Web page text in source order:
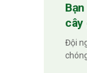
cây
Đội